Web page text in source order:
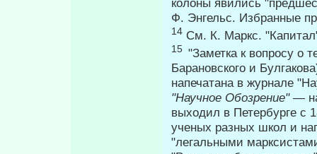
колоны явились
Ф. Энгельс. Избранные
14 См. К. Маркс.
15 "Заметка к вопросу о
Барановского и
напечатана в журнале
"Научное Обозрение" —
выходил в Петер­бурге с
ученых разных школ и
"легальными